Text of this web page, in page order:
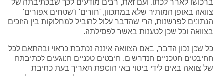
ברכושו לאחר לכתו. ועם זאת, רבים מודעים לכך שבכתיבתה של
צוואה באופן המותיר שלא במתכוון, 'חורים' ו'שטחים אפורים'
הנתונים לפרשנות, הרי שהדבר עלול להוביל למחלוקות בין הזוכים
בצוואה וכל שכן לטענות באשר לפסילתה.
כל שכן נכון הדבר, באם הצוואה איננה נכתבת כראוי ובהתאם לכל
ההיבטים הטכניים הנדרשים. היבטים טכניים הנוגעים לכתיבתה
של צוואה באים לידי ביטוי באי הוספת תאריך בעת כתיבת